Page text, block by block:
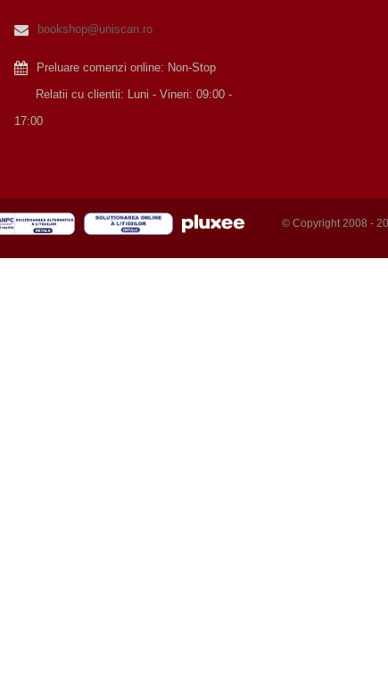
bookshop@uniscan.ro
Preluare comenzi online: Non-Stop
Relatii cu clientii: Luni - Vineri: 09:00 -
17:00
© Copyright 2008 -